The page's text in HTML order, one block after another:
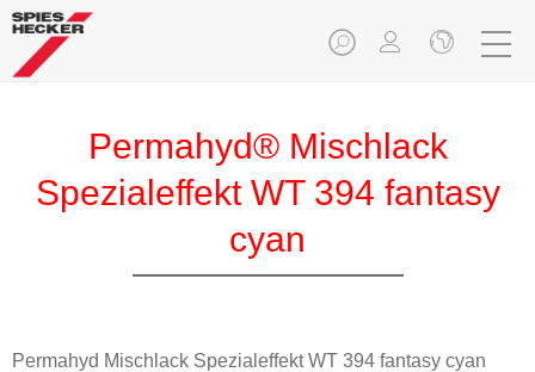
Permahyd® Mischlack
Spezialeffekt WT 394 fantasy
cyan
Permahyd Mischlack Spezialeffekt WT 394 fantasy cyan